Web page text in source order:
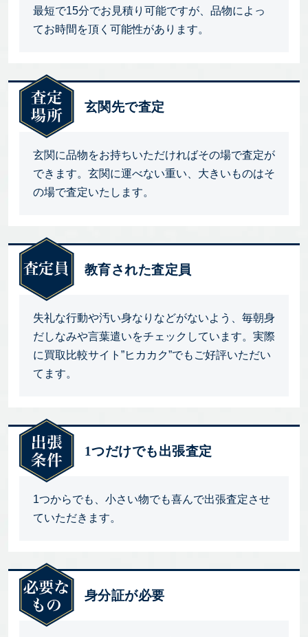
最短で15分でお見積り可能ですが、品物によっ
てお時間を頂く可能性があります。
玄関先で査定
玄関に品物をお持ちいただければその場で査定が
できます。玄関に運べない重い、大きいものはそ
の場で査定いたします。
教育された査定員
失礼な行動や汚い身なりなどがないよう、毎朝身
だしなみや言葉遣いをチェックしています。実際
に買取比較サイト”ヒカカク”でもご好評いただい
てます。
1つだけでも出張査定
1つからでも、小さい物でも喜んで出張査定させ
ていただきます。
身分証が必要